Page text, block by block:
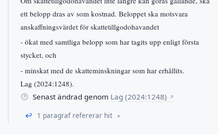
ett belopp dras av som kostnad. Beloppet ska motsvara
anskaffningsvärdet för skattetillgodohavandet
- ökat med samtliga belopp som har tagits upp enligt första
stycket, och
- minskat med de skatteminskningar som har erhållits.
Lag (2024:1248).
Senast ändrad genom Lag (2024:1248) ↗
↩ 1 paragraf refererar hit